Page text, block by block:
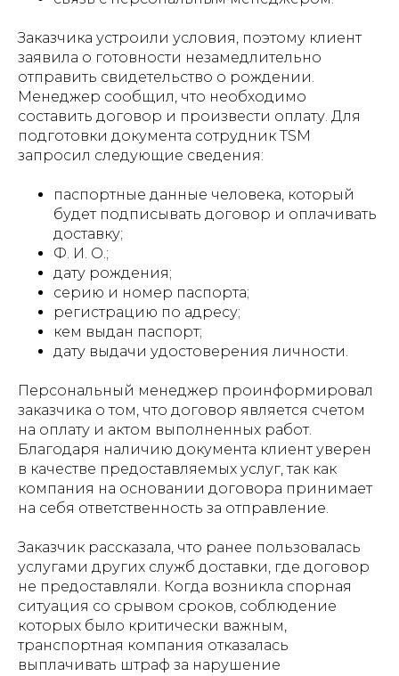
Заказчика устроили условия, поэтому клиент
заявила о готовности незамедлительно
отправить свидетельство о рождении.
Менеджер сообщил, что необходимо
составить договор и произвести оплату. Для
подготовки документа сотрудник TSM
запросил следующие сведения:
паспортные данные человека, который
будет подписывать договор и оплачивать
доставку;
Ф. И. О.;
дату рождения;
серию и номер паспорта;
регистрацию по адресу;
кем выдан паспорт;
дату выдачи удостоверения личности.
Персональный менеджер проинформировал
заказчика о том, что договор является счетом
на оплату и актом выполненных работ.
Благодаря наличию документа клиент уверен
в качестве предоставляемых услуг, так как
компания на основании договора принимает
на себя ответственность за отправление.
Заказчик рассказала, что ранее пользовалась
услугами других служб доставки, где договор
не предоставляли. Когда возникла спорная
ситуация со срывом сроков, соблюдение
которых было критически важным,
транспортная компания отказалась
выплачивать штраф за нарушение